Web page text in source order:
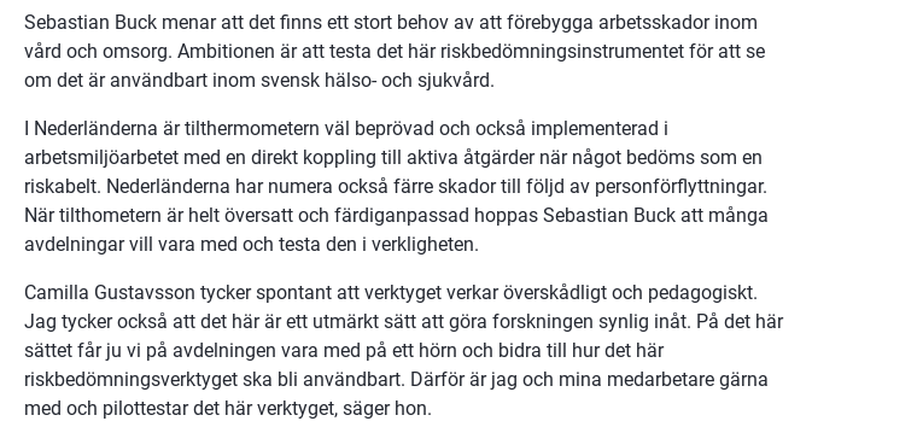
Sebastian Buck menar att det finns ett stort behov av att förebygga arbetsskador inom
vård och omsorg. Ambitionen är att testa det här riskbedömningsinstrumentet för att se
om det är användbart inom svensk hälso- och sjukvård.
I Nederländerna är tilthermometern väl beprövad och också implementerad i
arbetsmiljöarbetet med en direkt koppling till aktiva åtgärder när något bedöms som en
riskabelt. Nederländerna har numera också färre skador till följd av personförflyttningar.
När tilthometern är helt översatt och färdiganpassad hoppas Sebastian Buck att många
avdelningar vill vara med och testa den i verkligheten.
Camilla Gustavsson tycker spontant att verktyget verkar överskådligt och pedagogiskt.
Jag tycker också att det här är ett utmärkt sätt att göra forskningen synlig inåt. På det här
sättet får ju vi på avdelningen vara med på ett hörn och bidra till hur det här
riskbedömningsverktyget ska bli användbart. Därför är jag och mina medarbetare gärna
med och pilottestar det här verktyget, säger hon.